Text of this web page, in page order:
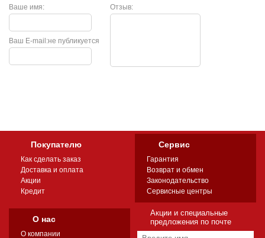
Ваше имя: Отзыв:
не публикуется
Ваш E-mail:
Покупателю
Как сделать заказ
Доставка и оплата
Акции
Кредит
Сервис
Гарантия
Возврат и обмен
Законодательство
Сервисные центры
О нас
О компании
Акции и специальные
предложения по почте